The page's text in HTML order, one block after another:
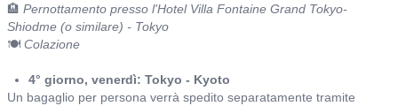
🏨 Pernottamento presso l'Hotel Villa Fontaine Grand Tokyo-
Shiodme (o similare) - Tokyo
🍽️ Colazione
4° giorno, venerdì: Tokyo - Kyoto
Un bagaglio per persona verrà spedito separatamente tramite